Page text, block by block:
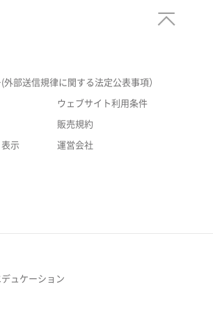
部送信規律に関する法定公表事項）
ウェブサイト利用条件
販売規約
示 運営会社
ュケーション